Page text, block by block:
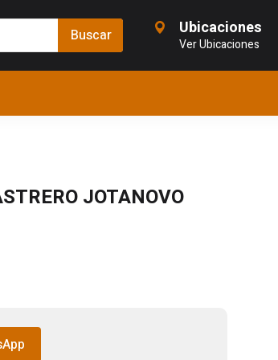
Ubicaciones
Ver Ubicaciones
JOTANOVO